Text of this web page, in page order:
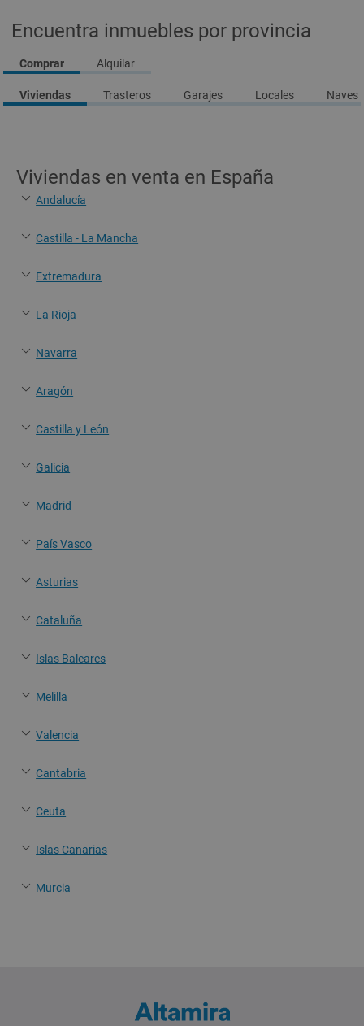
Encuentra inmuebles por provincia
Comprar Alquilar
Viviendas Trasteros Garajes Locales Naves
Viviendas en venta en España
Andalucía
Castilla - La Mancha
Extremadura
La Rioja
Navarra
Aragón
Castilla y León
Galicia
Madrid
País Vasco
Asturias
Cataluña
Islas Baleares
Melilla
Valencia
Cantabria
Ceuta
Islas Canarias
Murcia